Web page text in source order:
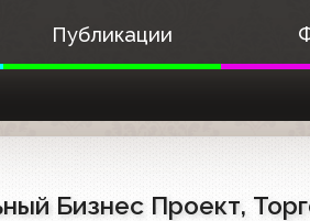
Публикации
Бизнес Проект,